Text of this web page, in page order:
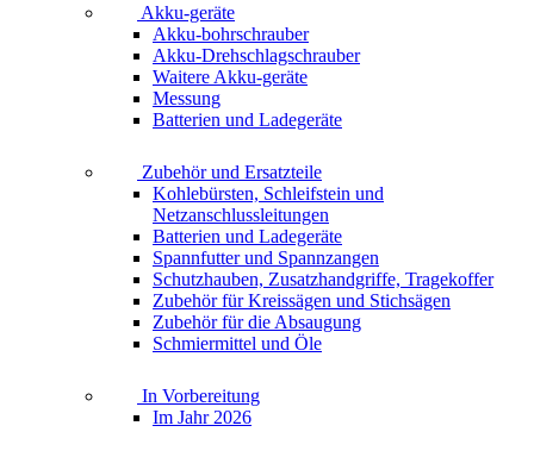
Akku-geräte
Akku-bohrschrauber
Akku-Drehschlagschrauber
Waitere Akku-geräte
Messung
Batterien und Ladegeräte
Zubehör und Ersatzteile
Kohlebürsten, Schleifstein und
Netzanschlussleitungen
Batterien und Ladegeräte
Spannfutter und Spannzangen
Schutzhauben, Zusatzhandgriffe, Tragekoffer
Zubehör für Kreissägen und Stichsägen
Zubehör für die Absaugung
Schmiermittel und Öle
In Vorbereitung
Im Jahr 2026